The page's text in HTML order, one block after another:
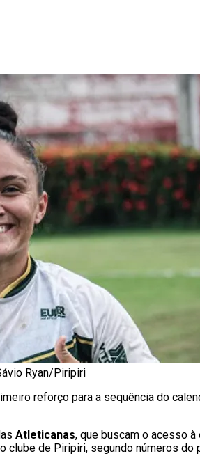
Ryan/Piripiri
reforço para a sequência do
Atleticanas, que buscam o acesso
de Piripiri, segundo números do